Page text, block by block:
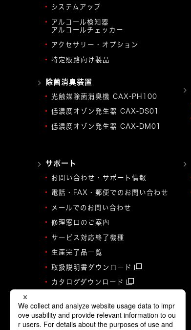
システムアップ
アルコール検知器
アルコールチェッカー
アクセサリー・オプション
特定販路向け製品
除菌消臭装置
光触媒除菌消臭機 CAX-PH100
低濃度オゾン発生器 CAX-DS01
低濃度オゾン発生器 CAX-DM01
サポート
お問い合わせ・サポート情報
電話・FAX・郵便でのお問い合わせ
メールでのお問い合わせ
修理窓口のご案内
サービス対応終了機種
生産完了品一覧
取扱説明書ダウンロード
カタログダウンロード